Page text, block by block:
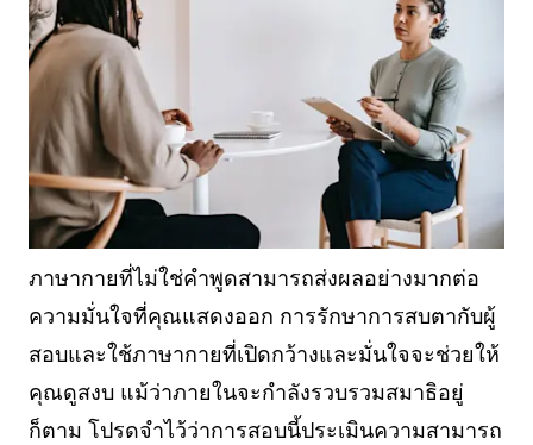
ภาษากายที่ไม่ใช่คำพูดสามารถส่งผลอย่างมากต่อ
ความมั่นใจที่คุณแสดงออก การรักษาการสบตากับผู้
สอบและใช้ภาษากายที่เปิดกว้างและมั่นใจจะช่วยให้
คุณดูสงบ แม้ว่าภายในจะกำลังรวบรวมสมาธิอยู่
ก็ตาม โปรดจำไว้ว่าการสอบนี้ประเมินความสามารถ